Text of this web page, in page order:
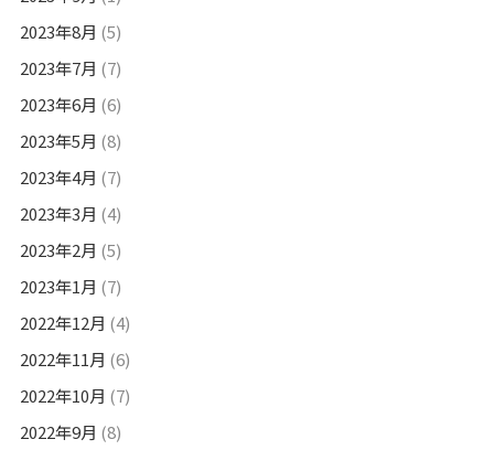
2023年8月 (5)
2023年7月 (7)
2023年6月 (6)
2023年5月 (8)
2023年4月 (7)
2023年3月 (4)
2023年2月 (5)
2023年1月 (7)
2022年12月 (4)
2022年11月 (6)
2022年10月 (7)
2022年9月 (8)